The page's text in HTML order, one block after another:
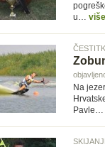
u…
Na
Pavle…